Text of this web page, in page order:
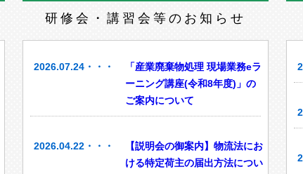
研修会・講習会等のお知らせ
2026.07.24・・・
「産業廃棄物処理 現場業務eラ
ーニング講座(令和8年度)」の
ご案内について
2026.04.22・・・
【説明会の御案内】物流法にお
ける特定荷主の届出方法につい